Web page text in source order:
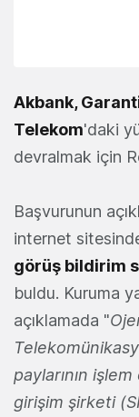
Akbank,
Telekom'daki
devralmak için
Başvurunun
internet
görüş bildirim
buldu. Kuruma
açıklamada "
paylarının
girişim şirketi